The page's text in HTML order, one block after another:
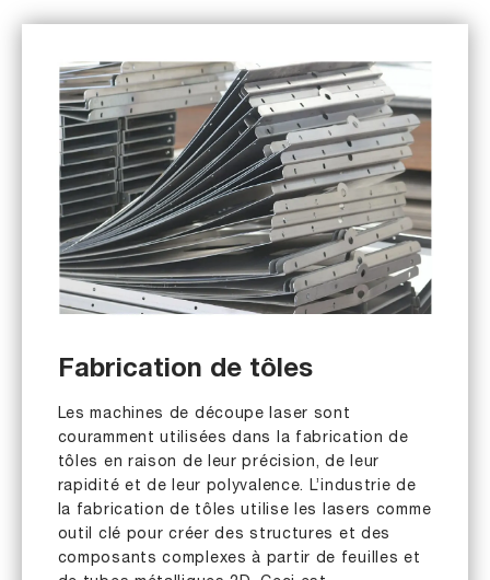
Fabrication de tôles
Les machines de découpe laser sont
couramment utilisées dans la fabrication de
tôles en raison de leur précision, de leur
rapidité et de leur polyvalence. L’industrie de
la fabrication de tôles utilise les lasers comme
outil clé pour créer des structures et des
composants complexes à partir de feuilles et